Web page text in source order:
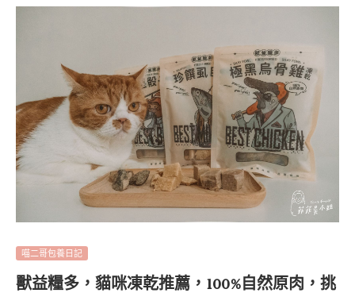
喵二哥包養日記
獸益糧多，貓咪凍乾推薦，100%自然原肉，挑